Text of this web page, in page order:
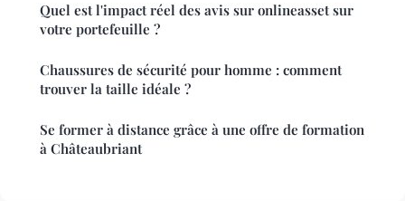
Quel est l'impact réel des avis sur onlineasset sur
votre portefeuille ?
Chaussures de sécurité pour homme : comment
trouver la taille idéale ?
Se former à distance grâce à une offre de formation
à Châteaubriant